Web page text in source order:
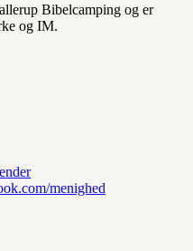
Bibelcamping og er
og IM.
menighed